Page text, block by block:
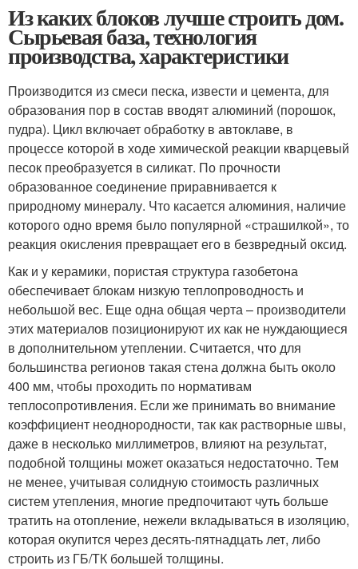
Из каких блоков лучше строить дом.
Сырьевая база, технология
производства, характеристики
Производится из смеси песка, извести и цемента, для
образования пор в состав вводят алюминий (порошок,
пудра). Цикл включает обработку в автоклаве, в
процессе которой в ходе химической реакции кварцевый
песок преобразуется в силикат. По прочности
образованное соединение приравнивается к
природному минералу. Что касается алюминия, наличие
которого одно время было популярной «страшилкой», то
реакция окисления превращает его в безвредный оксид.
Как и у керамики, пористая структура газобетона
обеспечивает блокам низкую теплопроводность и
небольшой вес. Еще одна общая черта – производители
этих материалов позиционируют их как не нуждающиеся
в дополнительном утеплении. Считается, что для
большинства регионов такая стена должна быть около
400 мм, чтобы проходить по нормативам
теплосопротивления. Если же принимать во внимание
коэффициент неоднородности, так как растворные швы,
даже в несколько миллиметров, влияют на результат,
подобной толщины может оказаться недостаточно. Тем
не менее, учитывая солидную стоимость различных
систем утепления, многие предпочитают чуть больше
тратить на отопление, нежели вкладываться в изоляцию,
которая окупится через десять-пятнадцать лет, либо
строить из ГБ/ТК большей толщины.